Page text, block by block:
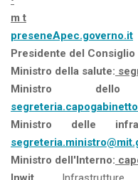
m t
preseneApec.governo.it
Presidente del
Ministro della salute:
Ministro dello
Ministro delle
Ministro dell'Interno: